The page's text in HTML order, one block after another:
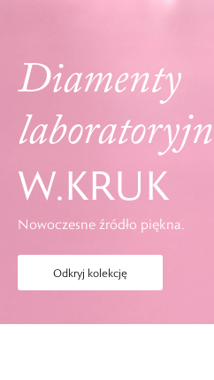
Diamenty
W.KRUK
Nowoczesne źródło piękna.
Odkryj kolekcję